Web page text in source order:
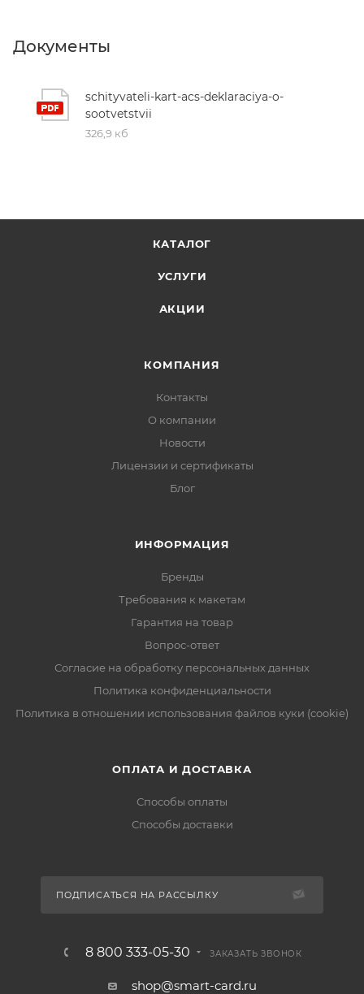
Документы
schityvateli-kart-acs-deklaraciya-o-
sootvetstvii
326,9 кб
КАТАЛОГ
УСЛУГИ
АКЦИИ
КОМПАНИЯ
Контакты
О компании
Новости
Лицензии и сертификаты
Блог
ИНФОРМАЦИЯ
Бренды
Требования к макетам
Гарантия на товар
Вопрос-ответ
Согласие на обработку персональных данных
Политика конфиденциальности
Политика в отношении использования файлов куки (cookie)
ОПЛАТА И ДОСТАВКА
Способы оплаты
Способы доставки
ПОДПИСАТЬСЯ НА РАССЫЛКУ
8 800 333-05-30 ЗАКАЗАТЬ ЗВОНОК
shop@smart-card.ru